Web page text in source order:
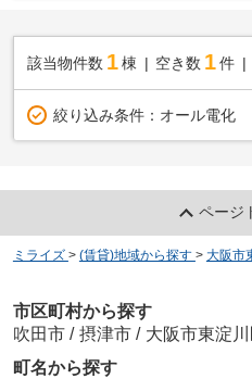
該当物件数 1棟 空き数 1 件
絞り込み条件： オール電化
ページ
ミライズ > (賃貸)地域から探す > 大阪市
市区町村から探す
吹田市 / 摂津市 / 大阪市東淀
町名から探す